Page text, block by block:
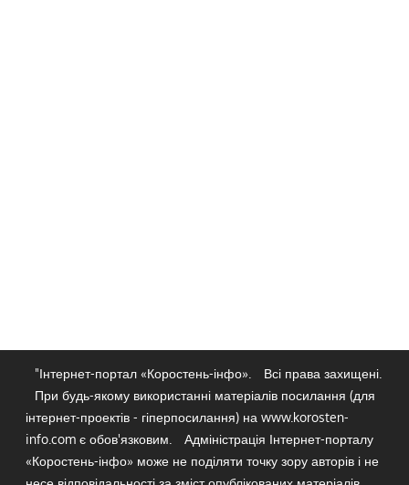
"Інтернет-портал «Коростень-інфо».
Всі права захищені.
При будь-якому використанні матеріалів посилання (для
інтернет-проектів - гіперпосилання) на www.korosten-
info.com є обов'язковим.
Адміністрація Інтернет-порталу
«Коростень-інфо» може не поділяти точку зору авторів і не